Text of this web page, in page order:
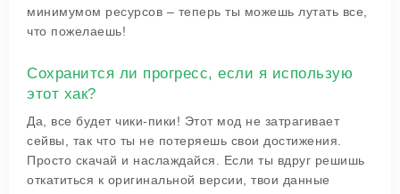
минимумом ресурсов – теперь ты можешь лутать все,
что пожелаешь!
Сохранится ли прогресс, если я использую
этот хак?
Да, все будет чики-пики! Этот мод не затрагивает
сейвы, так что ты не потеряешь свои достижения.
Просто скачай и наслаждайся. Если ты вдруг решишь
откатиться к оригинальной версии, твои данные